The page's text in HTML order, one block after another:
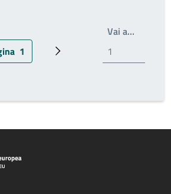
Pagina attuale
1 Prossima pagina
Vai a…